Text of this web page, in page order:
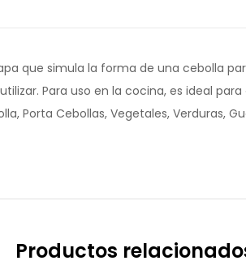
que simula la forma de una cebolla
Para uso en la cocina, es ideal
Porta Cebollas, Vegetales, Verduras,
Productos